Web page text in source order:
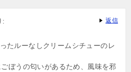
:
たルーなしクリームシチューのレ
ぼうの匂いがあるため、風味を邪
返信